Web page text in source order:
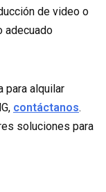
de video o
adecuado
para alquilar
contáctanos.
soluciones para